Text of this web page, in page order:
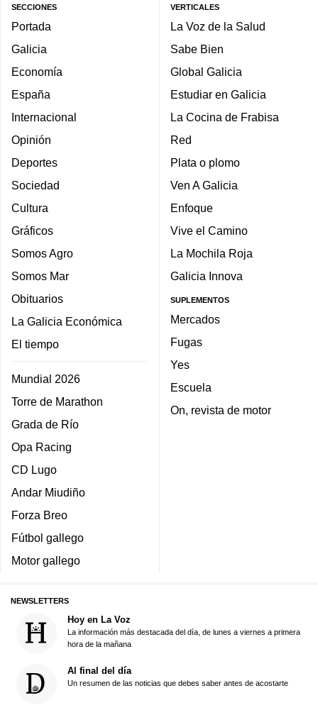
SECCIONES
Portada
Galicia
Economía
España
Internacional
Opinión
Deportes
Sociedad
Cultura
Gráficos
Somos Agro
Somos Mar
Obituarios
La Galicia Económica
El tiempo
Mundial 2026
Torre de Marathon
Grada de Río
Opa Racing
CD Lugo
Andar Miudiño
Forza Breo
Fútbol gallego
Motor gallego
VERTICALES
La Voz de la Salud
Sabe Bien
Global Galicia
Estudiar en Galicia
La Cocina de Frabisa
Red
Plata o plomo
Ven A Galicia
Enfoque
Vive el Camino
La Mochila Roja
Galicia Innova
SUPLEMENTOS
Mercados
Fugas
Yes
Escuela
On, revista de motor
NEWSLETTERS
Hoy en La Voz
La información más destacada del día, de lunes a viernes a primera
hora de la mañana
Al final del día
Un resumen de las noticias que debes saber antes de acostarte